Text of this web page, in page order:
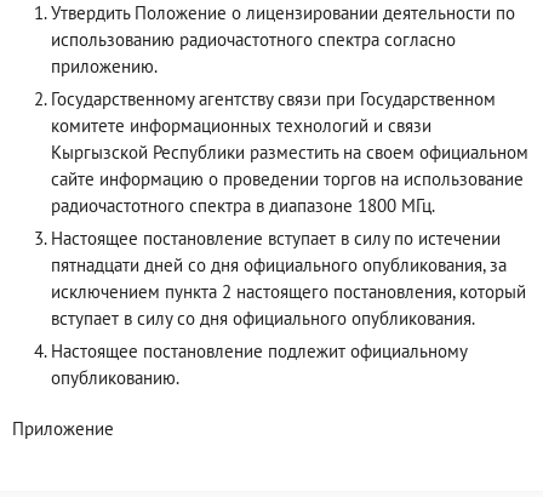
Утвердить Положение о лицензировании деятельности по
использованию радиочастотного спектра согласно
приложению.
Государственному агентству связи при Государственном
комитете информационных технологий и связи
Кыргызской Республики разместить на своем официальном
сайте информацию о проведении торгов на использование
радиочастотного спектра в диапазоне 1800 МГц.
Настоящее постановление вступает в силу по истечении
пятнадцати дней со дня официального опубликования, за
исключением пункта 2 настоящего постановления, который
вступает в силу со дня официального опубликования.
Настоящее постановление подлежит официальному
опубликованию.
Приложение